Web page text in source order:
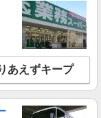
あえずキープ